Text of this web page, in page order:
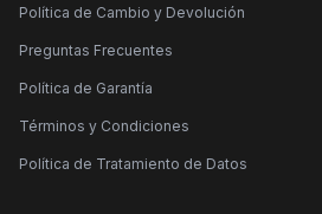
Política de Cambio y Devolución
Preguntas Frecuentes
Política de Garantía
Términos y Condiciones
Política de Tratamiento de Datos